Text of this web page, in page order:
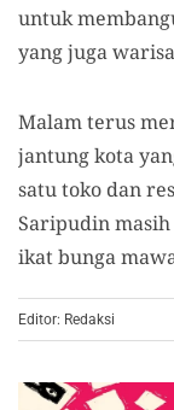
untuk
yang juga
Malam terus
jantung kota
satu toko dan
Saripudin
ikat bunga
Editor: Redaksi